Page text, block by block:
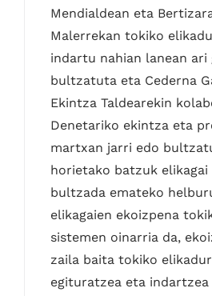
Mendialdean eta
Malerrekan tokiko
indartu nahian lanean ari
bultzatuta eta Cederna
Ekintza Taldearekin
Denetariko ekintza eta
martxan jarri edo
horietako batzuk elikagai
bultzada emateko
elikagaien ekoizpena
sistemen oinarria da,
zaila baita tokiko
egituratzea eta indartzea